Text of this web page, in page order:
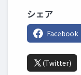
シェア
Facebook
(Twitter)